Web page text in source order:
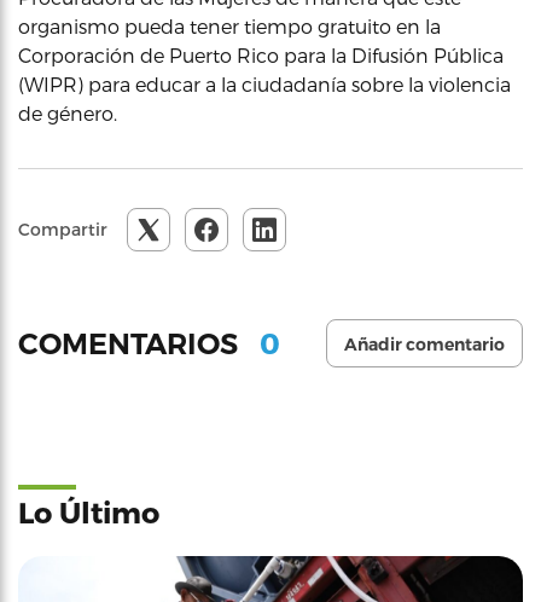
organismo pueda tener tiempo gratuito en la
Corporación de Puerto Rico para la Difusión Pública
(WIPR) para educar a la ciudadanía sobre la violencia
de género.
Compartir
COMENTARIOS 0 Añadir comentario
Lo Último